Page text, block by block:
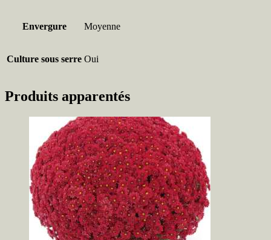
Envergure Moyenne
Culture sous serre Oui
Produits apparentés